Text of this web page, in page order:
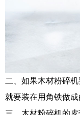
二、如果木材粉碎
就要装在用角铁做成
三、木材粉碎机的